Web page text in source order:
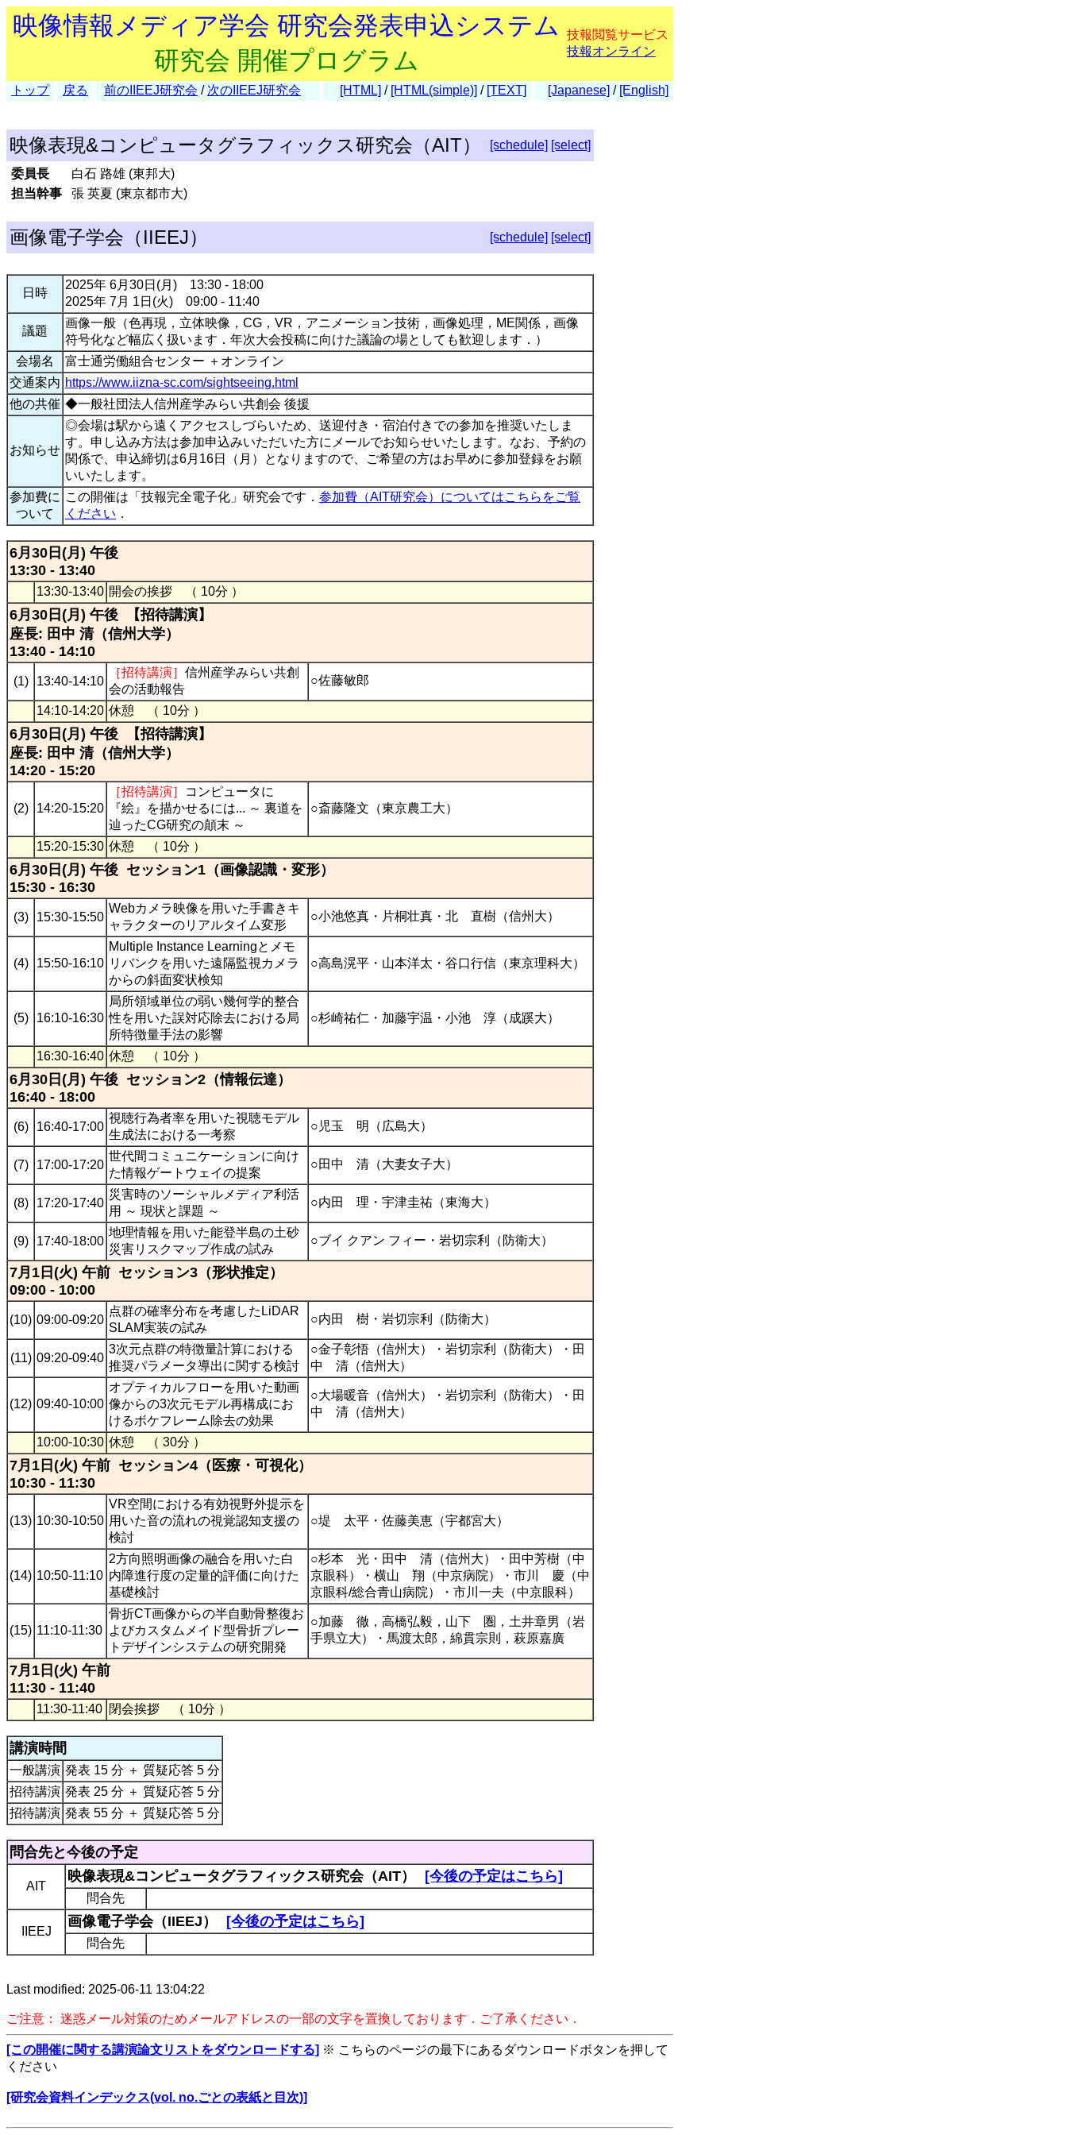
映像情報メディア学会 研究会発表申込システム
研究会 開催プログラム
技報閲覧サービス
技報オンライン
トップ 戻る 前のIIEEJ研究会 / 次のIIEEJ研究会 [HTML] / [HTML(simple)] / [TEXT] [Japanese] / [English]
映像表現&コンピュータグラフィックス研究会（AIT） [schedule] [select]
委員長
白石 路雄 (東邦大)
担当幹事
張 英夏 (東京都市大)
画像電子学会（IIEEJ） [schedule] [select]
日時
2025年 6月30日(月) 13:30 - 18:00
2025年 7月 1日(火) 09:00 - 11:40
議題
画像一般（色再現，立体映像，CG，VR，アニメーション技術，画像処理，ME関係，画像
符号化など幅広く扱います．年次大会投稿に向けた議論の場としても歓迎します．）
会場名
富士通労働組合センター ＋オンライン
交通案内 https://www.iizna-sc.com/sightseeing.html
他の共催 ◆一般社団法人信州産学みらい共創会 後援
お知らせ
◎会場は駅から遠くアクセスしづらいため、送迎付き・宿泊付きでの参加を推奨いたしま
す。申し込み方法は参加申込みいただいた方にメールでお知らせいたします。なお、予約の
関係で、申込締切は6月16日（月）となりますので、ご希望の方はお早めに参加登録をお願
いいたします。
参加費に
ついて
この開催は「技報完全電子化」研究会です． 参加費（AIT研究会）についてはこちらをご覧
ください ．
6月30日(月) 午後
13:30 - 13:40
13:30-13:40 開会の挨拶 （ 10分 ）
6月30日(月) 午後 【招待講演】
座長: 田中 清（信州大学）
13:40 - 14:10
(1) 13:40-14:10
［招待講演］ 信州産学みらい共創
会の活動報告
○佐藤敏郎
14:10-14:20 休憩 （ 10分 ）
6月30日(月) 午後 【招待講演】
座長: 田中 清（信州大学）
14:20 - 15:20
(2) 14:20-15:20
［招待講演］
コンピュータに
『絵』を描かせるには... ～ 裏道を
辿ったCG研究の顛末 ～
○斎藤隆文（東京農工大）
15:20-15:30 休憩 （ 10分 ）
6月30日(月) 午後 セッション1（画像認識・変形）
15:30 - 16:30
(3) 15:30-15:50
Webカメラ映像を用いた手書きキ
ャラクターのリアルタイム変形
○小池悠真・片桐壮真・北 直樹（信州大）
(4) 15:50-16:10
Multiple Instance Learningとメモ
リバンクを用いた遠隔監視カメラ
からの斜面変状検知
○高島滉平・山本洋太・谷口行信（東京理科大）
(5) 16:10-16:30
局所領域単位の弱い幾何学的整合
性を用いた誤対応除去における局
所特徴量手法の影響
○杉崎祐仁・加藤宇温・小池 淳（成蹊大）
16:30-16:40 休憩 （ 10分 ）
6月30日(月) 午後 セッション2（情報伝達）
16:40 - 18:00
(6) 16:40-17:00
視聴行為者率を用いた視聴モデル
生成法における一考察
○児玉 明（広島大）
(7) 17:00-17:20
世代間コミュニケーションに向け
た情報ゲートウェイの提案
○田中 清（大妻女子大）
(8) 17:20-17:40
災害時のソーシャルメディア利活
用 ～ 現状と課題 ～
○内田 理・宇津圭祐（東海大）
(9) 17:40-18:00
地理情報を用いた能登半島の土砂
災害リスクマップ作成の試み
○ブイ クアン フィー・岩切宗利（防衛大）
7月1日(火) 午前 セッション3（形状推定）
09:00 - 10:00
(10) 09:00-09:20
点群の確率分布を考慮したLiDAR
SLAM実装の試み
○内田 樹・岩切宗利（防衛大）
(11) 09:20-09:40
3次元点群の特徴量計算における
推奨パラメータ導出に関する検討
○金子彰悟（信州大）・岩切宗利（防衛大）・田
中 清（信州大）
(12) 09:40-10:00
オプティカルフローを用いた動画
像からの3次元モデル再構成にお
けるボケフレーム除去の効果
○大場暖音（信州大）・岩切宗利（防衛大）・田
中 清（信州大）
10:00-10:30 休憩 （ 30分 ）
7月1日(火) 午前 セッション4（医療・可視化）
10:30 - 11:30
(13) 10:30-10:50
VR空間における有効視野外提示を
用いた音の流れの視覚認知支援の
検討
○堤 太平・佐藤美恵（宇都宮大）
(14) 10:50-11:10
2方向照明画像の融合を用いた白
内障進行度の定量的評価に向けた
基礎検討
○杉本 光・田中 清（信州大）・田中芳樹（中
京眼科）・横山 翔（中京病院）・市川 慶（中
京眼科/総合青山病院）・市川一夫（中京眼科）
(15) 11:10-11:30
骨折CT画像からの半自動骨整復お
よびカスタムメイド型骨折プレー
トデザインシステムの研究開発
○加藤 徹，高橋弘毅，山下 圏，土井章男（岩
手県立大）・馬渡太郎，綿貫宗則，萩原嘉廣
7月1日(火) 午前
11:30 - 11:40
11:30-11:40 閉会挨拶 （ 10分 ）
講演時間
一般講演 発表 15 分 ＋ 質疑応答 5 分
招待講演 発表 25 分 ＋ 質疑応答 5 分
招待講演 発表 55 分 ＋ 質疑応答 5 分
問合先と今後の予定
AIT
映像表現&コンピュータグラフィックス研究会（AIT） [今後の予定はこちら]
問合先
IIEEJ
画像電子学会（IIEEJ） [今後の予定はこちら]
問合先
Last modified: 2025-06-11 13:04:22
ご注意： 迷惑メール対策のためメールアドレスの一部の文字を置換しております．ご了承ください．
[この開催に関する講演論文リストをダウンロードする] ※ こちらのページの最下にあるダウンロードボタンを押して
ください
[研究会資料インデックス(vol. no.ごとの表紙と目次)]